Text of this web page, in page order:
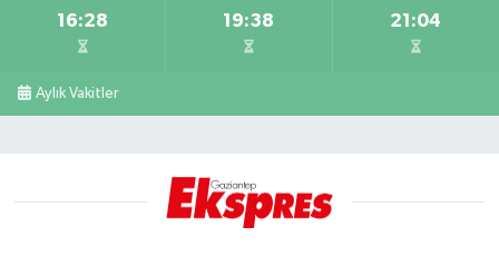
16:28 19:38 21:04
Aylık Vakitler